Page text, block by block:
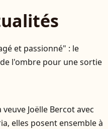
et passionné" : le
l'ombre pour une sortie
veuve Joëlle Bercot avec
elles posent ensemble à